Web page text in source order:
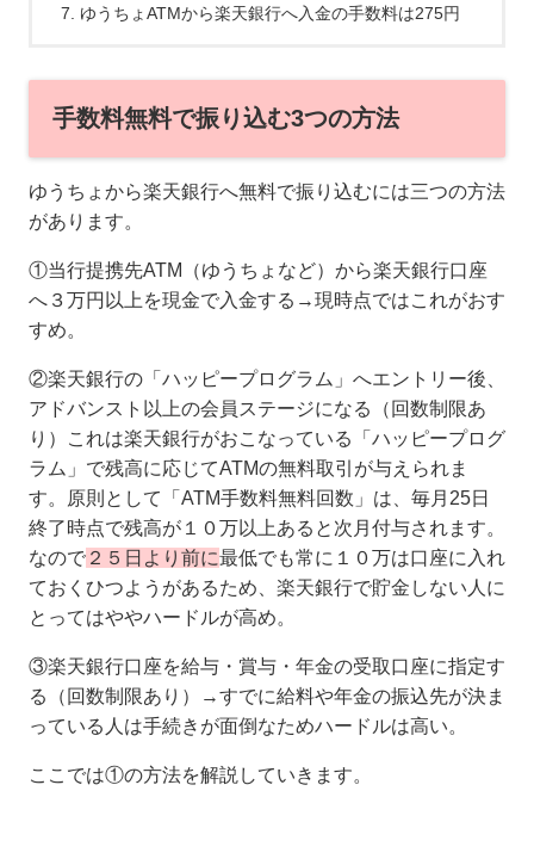
ゆうちょATMから楽天銀行へ入金の手数料は275円
手数料無料で振り込む3つの方法
ゆうちょから楽天銀行へ無料で振り込むには三つの方法
があります。
①当行提携先ATM（ゆうちょなど）から楽天銀行口座
へ３万円以上を現金で入金する→現時点ではこれがおす
すめ。
②楽天銀行の「ハッピープログラム」へエントリー後、
アドバンスト以上の会員ステージになる（回数制限あ
り）これは楽天銀行がおこなっている「ハッピープログ
ラム」で残高に応じてATMの無料取引が与えられま
す。原則として「ATM手数料無料回数」は、毎月25日
終了時点で残高が１０万以上あると次月付与されます。
なので ２５日より前に最低でも常に１０万は口座に入れ
ておくひつようがあるため、楽天銀行で貯金しない人に
とってはややハードルが高め。
③楽天銀行口座を給与・賞与・年金の受取口座に指定す
る（回数制限あり）→すでに給料や年金の振込先が決ま
っている人は手続きが面倒なためハードルは高い。
ここでは①の方法を解説していきます。